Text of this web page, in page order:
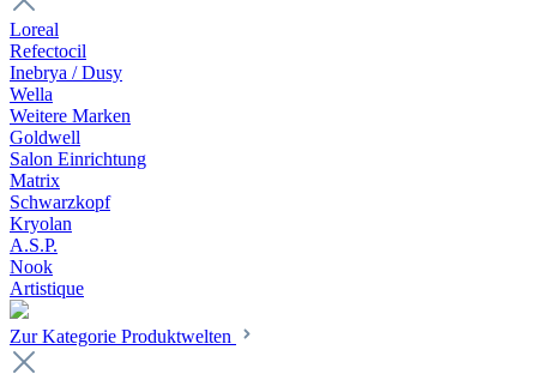
Loreal
Refectocil
Inebrya / Dusy
Wella
Weitere Marken
Goldwell
Salon Einrichtung
Matrix
Schwarzkopf
Kryolan
A.S.P.
Nook
Artistique
Zur Kategorie Produktwelten